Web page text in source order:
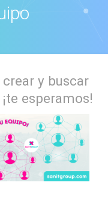
y buscar
esperamos!